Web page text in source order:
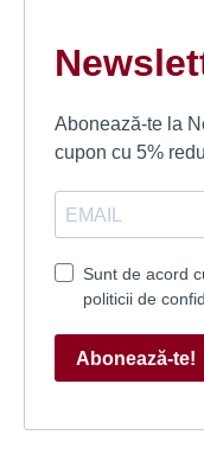
Abonează-te la
cupon cu 5%
Sunt de acord
politicii de
Abonează-te!